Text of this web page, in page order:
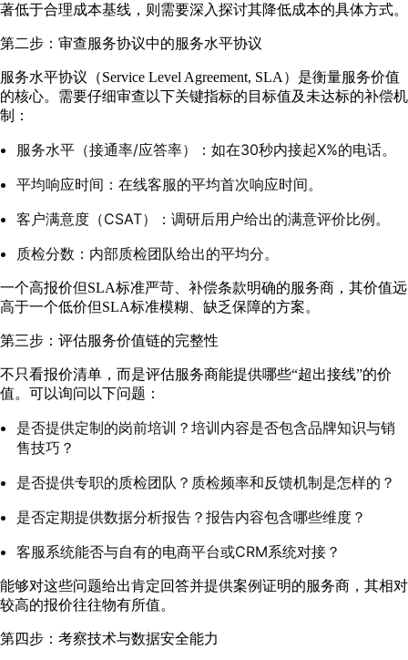
著低于合理成本基线，则需要深入探讨其降低成本的具体方式。
第二步：审查服务协议中的服务水平协议
服务水平协议（Service Level Agreement, SLA）是衡量服务价值
的核心。需要仔细审查以下关键指标的目标值及未达标的补偿机
制：
服务水平（接通率/应答率）：如在30秒内接起X%的电话。
平均响应时间：在线客服的平均首次响应时间。
客户满意度（CSAT）：调研后用户给出的满意评价比例。
质检分数：内部质检团队给出的平均分。
一个高报价但SLA标准严苛、补偿条款明确的服务商，其价值远
高于一个低价但SLA标准模糊、缺乏保障的方案。
第三步：评估服务价值链的完整性
不只看报价清单，而是评估服务商能提供哪些“超出接线”的价
值。可以询问以下问题：
是否提供定制的岗前培训？培训内容是否包含品牌知识与销
售技巧？
是否提供专职的质检团队？质检频率和反馈机制是怎样的？
是否定期提供数据分析报告？报告内容包含哪些维度？
客服系统能否与自有的电商平台或CRM系统对接？
能够对这些问题给出肯定回答并提供案例证明的服务商，其相对
较高的报价往往物有所值。
第四步：考察技术与数据安全能力